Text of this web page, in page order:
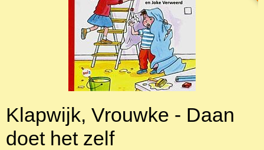
Klapwijk, Vrouwke - Daan
doet het zelf